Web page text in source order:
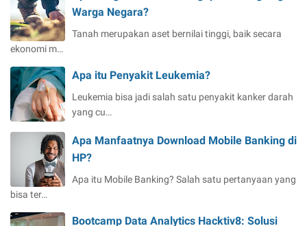
Warga Negara?
Tanah merupakan aset bernilai tinggi, baik secara
ekonomi m…
Apa itu Penyakit Leukemia?
Leukemia bisa jadi salah satu penyakit kanker darah
yang cu…
Apa Manfaatnya Download Mobile Banking di
HP?
Apa itu Mobile Banking? Salah satu pertanyaan yang
bisa ter…
Bootcamp Data Analytics Hacktiv8: Solusi